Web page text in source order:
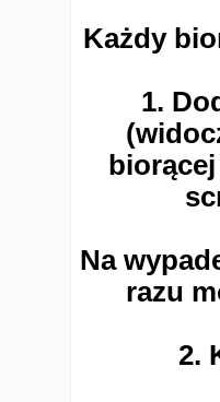
Każdy
1.
Na
razu
2.